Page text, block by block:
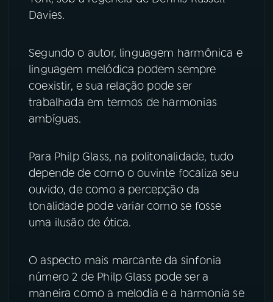
Instagram X
Davies.
Segundo o autor, linguagem harmônica e
linguagem melódica podem sempre
coexistir, e sua relação pode ser
trabalhada em termos de harmonias
ambíguas.
Para Philp Glass, na politonalidade, tudo
depende de como o ouvinte focaliza seu
ouvido, de como a percepção da
tonalidade pode variar como se fosse
uma ilusão de ótica.
O aspecto mais marcante da sinfonia
número 2 de Philp Glass pode ser a
maneira como a melodia e a harmonia se